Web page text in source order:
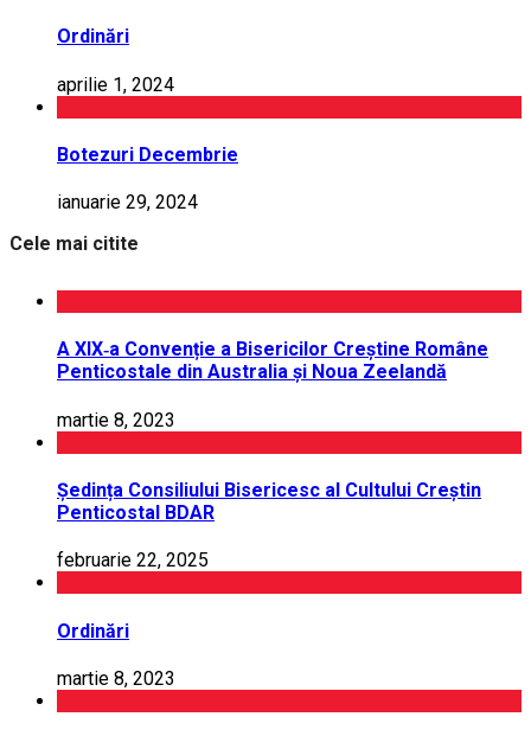
Ordinări
aprilie 1, 2024
Botezuri Decembrie
ianuarie 29, 2024
Cele mai citite
A XIX‑a Convenție a Bisericilor Creștine Române
Penticostale din Australia și Noua Zeelandă
martie 8, 2023
Ședința Consiliului Bisericesc al Cultului Creștin
Penticostal BDAR
februarie 22, 2025
Ordinări
martie 8, 2023